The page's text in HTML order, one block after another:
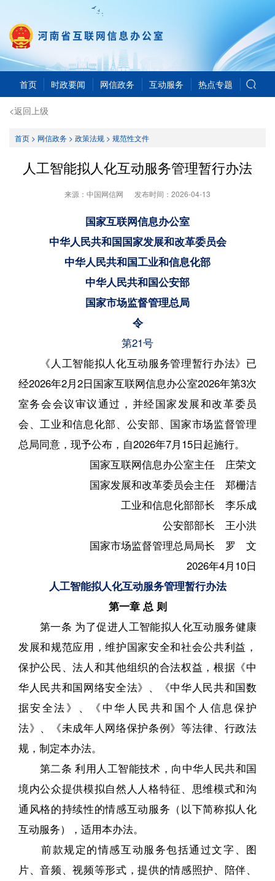
首页 时政要闻 网信政务 互动服务 热点专题
<返回上级
首页> 网信政务> 政策法规> 规范性文件
人工智能拟人化互动服务管理暂行办法
来源：中国网信网 发布时间： 2026-04-13
国家互联网信息办公室
中华人民共和国国家发展和改革委员会
中华人民共和国工业和信息化部
中华人民共和国公安部
国家市场监督管理总局
令
第21号
《人工智能拟人化互动服务管理暂行办法》已
经2026年2月2日国家互联网信息办公室2026年第3次
室务会会议审议通过，并经国家发展和改革委员
会、工业和信息化部、公安部、国家市场监督管理
总局同意，现予公布，自2026年7月15日起施行。
国家互联网信息办公室主任 庄荣文
国家发展和改革委员会主任 郑栅洁
工业和信息化部部长 李乐成
公安部部长 王小洪
国家市场监督管理总局局长 罗 文
2026年4月10日
人工智能拟人化互动服务管理暂行办法
第一章 总 则
第一条 为了促进人工智能拟人化互动服务健康
发展和规范应用，维护国家安全和社会公共利益，
保护公民、法人和其他组织的合法权益，根据《中
华人民共和国网络安全法》、《中华人民共和国数
据安全法》、《中华人民共和国个人信息保护
法》、《未成年人网络保护条例》等法律、行政法
规，制定本办法。
第二条 利用人工智能技术，向中华人民共和国
境内公众提供模拟自然人人格特征、思维模式和沟
通风格的持续性的情感互动服务（以下简称拟人化
互动服务），适用本办法。
前款规定的情感互动服务包括通过文字、图
片、音频、视频等形式，提供的情感照护、陪伴、